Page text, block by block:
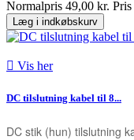
Normalpris 49,00 kr. Pris
Læg i indkøbskurv
 Vis her
DC tilslutning kabel til 8...
DC stik (hun) tilslutning